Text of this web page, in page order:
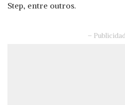
Step, entre outros.
–